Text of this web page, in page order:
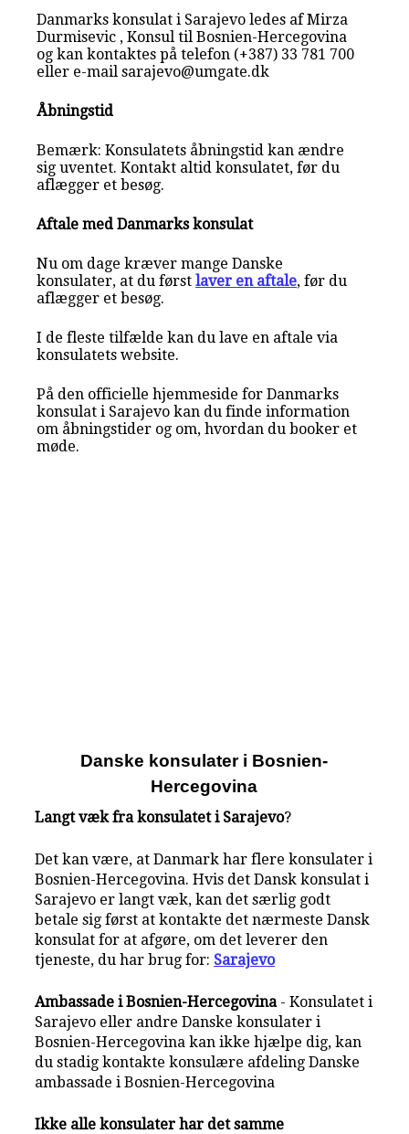
Danmarks konsulat i Sarajevo ledes af Mirza
Durmisevic , Konsul til Bosnien-Hercegovina
og kan kontaktes på telefon (+387) 33 781 700
eller e-mail sarajevo@umgate.dk
Åbningstid
Bemærk: Konsulatets åbningstid kan ændre
sig uventet. Kontakt altid konsulatet, før du
aflægger et besøg.
Aftale med Danmarks konsulat
Nu om dage kræver mange Danske
konsulater, at du førstlaver en aftale, før du
aflægger et besøg.
I de fleste tilfælde kan du lave en aftale via
konsulatets website.
På den officielle hjemmeside for Danmarks
konsulat i Sarajevo kan du finde information
om åbningstider og om, hvordan du booker et
møde.
Danske konsulater i Bosnien-
Hercegovina
Langt væk fra konsulatet i Sarajevo?
Det kan være, at Danmark har flere konsulater i
Bosnien-Hercegovina. Hvis det Dansk konsulat i
Sarajevo er langt væk, kan det særlig godt
betale sig først at kontakte det nærmeste Dansk
konsulat for at afgøre, om det leverer den
tjeneste, du har brug for: Sarajevo
Ambassade i Bosnien-Hercegovina- Konsulatet i
Sarajevo eller andre Danske konsulater i
Bosnien-Hercegovina kan ikke hjælpe dig, kan
du stadig kontakte konsulære afdeling Danske
ambassade i Bosnien-Hercegovina
Ikke alle konsulater har det samme